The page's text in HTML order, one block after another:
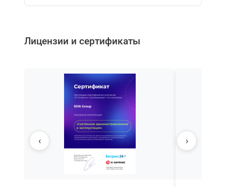
Лицензии и сертификаты
‹ ›